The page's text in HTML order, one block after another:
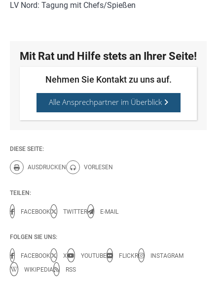
LV Nord: Tagung mit Chefs/Spießen
Mit Rat und Hilfe stets an Ihrer Seite!
Nehmen Sie Kontakt zu uns auf.
Alle Ansprechpartner im Überblick
DIESE SEITE:
AUSDRUCKEN
Diese Seite drucken.
VORLESEN
Diese Seite vorlesen.
TEILEN:
FACEBOOK TWITTER E-MAIL
FOLGEN SIE UNS:
FACEBOOK X YOUTUBE FLICKR
INSTAGRAM
WIKIPEDIA
RSS